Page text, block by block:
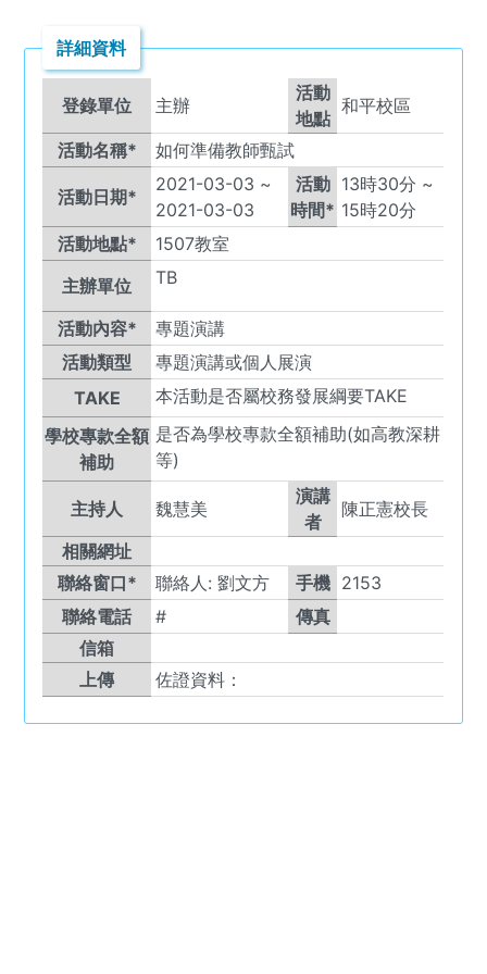
詳細資料
登錄單位 主辦
活動
地點
和平校區
活動名稱* 如何準備教師甄試
活動日期*
2021-03-03 ~
2021-03-03
活動
時間*
13時30
分 ~
15時20分
活動地點*
1507教室
主辦單位
TB
活動內容*
專題演講
活動類型
專題演講或個人展演
TAKE
本活動是否屬校務發展綱要TAKE
學校專款全額
補助
是否為學校專款全額補助(如高教深耕
等)
主持人 魏慧美
演講
者
陳正憲校長
相關網址
聯絡窗口*
聯絡人: 劉文方 手機 2153
聯絡電話
#
傳真
信箱
上傳
佐證資料：